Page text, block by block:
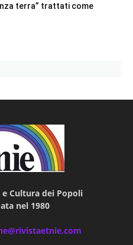
terra” trattati come
e Cultura dei Popoli
nel 1980